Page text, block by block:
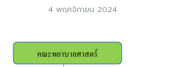
4 พฤศจิกายน 2024